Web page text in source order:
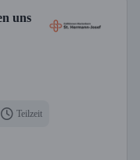
uns
Teilzeit